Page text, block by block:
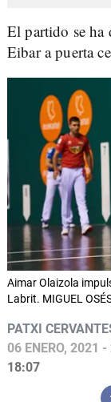
El partido se ha
Eibar a puerta
Aimar Olaizola
Labrit. MIGUEL
PATXI
06 ENERO, 2021 -
18:07